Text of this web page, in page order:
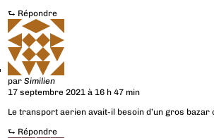
⮑ Répondre
parSimilien
17 septembre 2021 à 16 h 47 min
Le transport aerien avait-il besoin d’un gros bazar
⮑ Répondre